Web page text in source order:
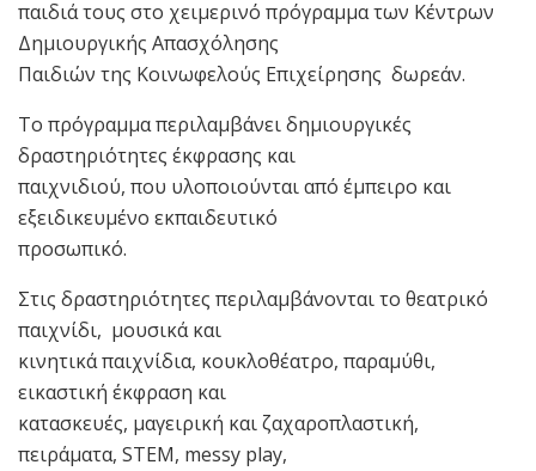
παιδιά τους στο χειμερινό πρόγραμμα των Κέντρων
Δημιουργικής Απασχόλησης
Παιδιών της Κοινωφελούς Επιχείρησης δωρεάν.
Το πρόγραμμα περιλαμβάνει δημιουργικές
δραστηριότητες έκφρασης και
παιχνιδιού, που υλοποιούνται από έμπειρο και
εξειδικευμένο εκπαιδευτικό
προσωπικό.
Στις δραστηριότητες περιλαμβάνονται το θεατρικό
παιχνίδι, μουσικά και
κινητικά παιχνίδια, κουκλοθέατρο, παραμύθι,
εικαστική έκφραση και
κατασκευές, μαγειρική και ζαχαροπλαστική,
πειράματα, STEM, messy play,